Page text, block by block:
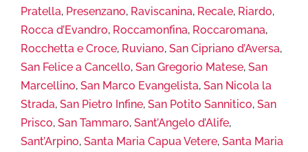
Pratella, Presenzano, Raviscanina, Recale, Riardo,
Rocca d’Evandro, Roccamonfina, Roccaromana,
Rocchetta e Croce, Ruviano, San Cipriano d’Aversa,
San Felice a Cancello, San Gregorio Matese, San
Marcellino, San Marco Evangelista, San Nicola la
Strada, San Pietro Infine, San Potito Sannitico, San
Prisco, San Tammaro, Sant’Angelo d’Alife,
Sant’Arpino, Santa Maria Capua Vetere, Santa Maria